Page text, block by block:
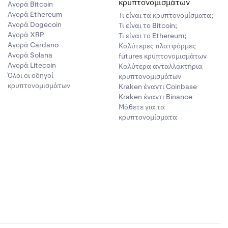
Αγορά Bitcoin
Αγορά Ethereum
Αγορά Dogecoin
Αγορά XRP
Αγορά Cardano
Αγορά Solana
Αγορά Litecoin
Όλοι οι οδηγοί
κρυπτονομισμάτων
κρυπτονομισμάτων
Τι είναι τα κρυπτονομίσματα;
Τι είναι το Bitcoin;
Τι είναι το Ethereum;
Καλύτερες πλατφόρμες
futures κρυπτονομισμάτων
Καλύτερα ανταλλακτήρια
κρυπτονομισμάτων
Kraken έναντι Coinbase
Kraken έναντι Binance
Μάθετε για τα
κρυπτονομίσματα